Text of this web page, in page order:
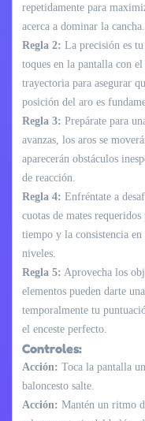
repetidamente para
acerca a dominar la cancha.
Regla 2: La precisión es
toques en la pantalla con
trayectoria para asegurar
posición del aro es
Regla 3: Prepárate para
avanzas, los aros se
aparecerán obstáculos
de reacción.
Regla 4: Enfréntate a
cuotas de mates
tiempo y la consistencia en
niveles.
Regla 5: Aprovecha los
elementos pueden darte
temporalmente tu
el enceste perfecto.
Controles:
Acción: Toca la pantalla
baloncesto salte.
Acción: Mantén un ritmo